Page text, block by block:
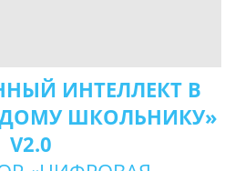
ИНТЕЛЛЕКТ В
ШКОЛЬНИКУ»
V2.0